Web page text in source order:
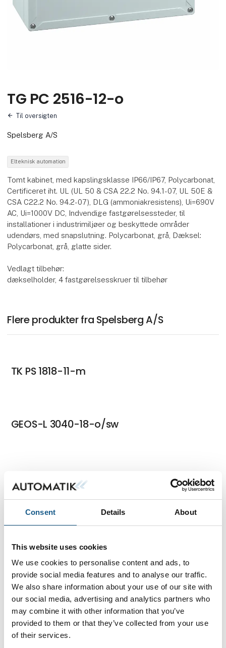
Consent Details About
This website uses cookies
We use cookies to personalise content and ads, to
provide social media features and to analyse our traffic.
We also share information about your use of our site with
our social media, advertising and analytics partners who
may combine it with other information that you’ve
provided to them or that they’ve collected from your use
of their services.
TG PC 2516-12-o
Til oversigten
Spelsberg A/S
Elteknisk automation
Tomt kabinet, med kapslingsklasse IP66/IP67, Polycarbonat,
Certificeret iht. UL (UL 50 & CSA 22.2 No. 94.1-07, UL 50E &
CSA C22.2 No. 94.2-07), DLG (ammoniakresistens), Ui=690V
AC, Ui=1000V DC, Indvendige fastgørelsessteder, til
installationer i industrimiljøer og beskyttede områder
udendørs, med snapslutning. Polycarbonat, grå, Dæksel:
Polycarbonat, grå, glatte sider.
Vedlagt tilbehør:
dækselholder, 4 fastgørelsesskruer til tilbehør
Flere produkter fra Spelsberg A/S
TK PS 1818-11-m
GEOS-L 3040-18-o/sw
GTi
TG PC 88-6-o
AL 88-6 tom aluminiumskasse